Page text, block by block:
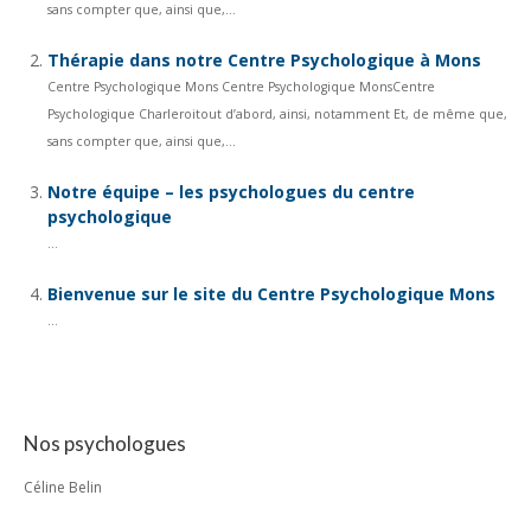
sans compter que, ainsi que,...
Thérapie dans notre Centre Psychologique à Mons
Centre Psychologique Mons Centre Psychologique MonsCentre
Psychologique Charleroitout d’abord, ainsi, notamment Et, de même que,
sans compter que, ainsi que,...
Notre équipe – les psychologues du centre
psychologique
...
Bienvenue sur le site du Centre Psychologique Mons
...
Nos psychologues
Céline Belin